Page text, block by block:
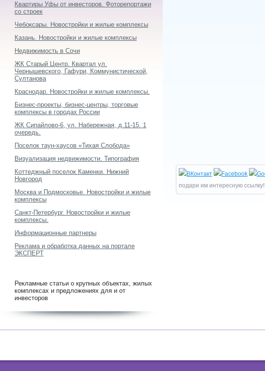
подари им интересную ссылку!
Квартиры Уфы от инвесторов. Фоторепортажи
со строек
Чебоксары. Новостройки и жилые комплексы
Казань. Новостройки и жилые комплексы
Недвижимость в Сочи
ЖК Старый Центр. Квартал ул.
Чернышевского, Гафури, Коммунистической,
Султанова
Краснодар. Новостройки и жилые комплексы.
Бизнес-проекты, бизнес-центры, торговые
комплексы в городах России
ЖК Сипайлово-6, ул. Набережная, д.11-15. 1
очередь.
Поселок таун-хаусов «Тихая Слобода»
Визуализация недвижимости. Типография
Коттеджный поселок Каменки. Нижний
Новгород
Москва и Подмосковье. Новостройки и жилые
комплексы
Санкт-Петербург. Новостройки и жилые
комплексы.
Информационные партнеры
Реклама и обработка данных на портале
ЭКСПЕРТ
Рекламные статьи о крупных объектах, жилых
комплексах и предложениях для и от
инвесторов